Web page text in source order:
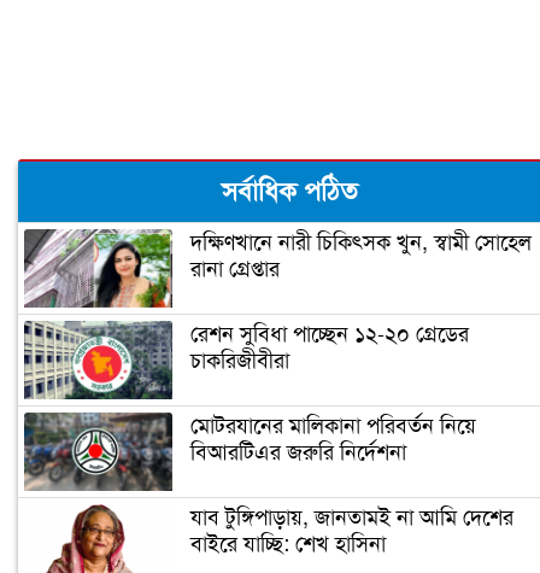
ঘর ভাঙতে বসেছে ট্রাম্পের!
জিতেই প্রথম যে কাজটি করলেন বাইডেন
‘গ্রেফতার হতে পারেন ডোনাল্ড ট্রাম্প’
ইলেকট্রনিক পদ্ধতি ব্যবহার করা হয়েছে’
সর্বাধিক পঠিত
দক্ষিণখানে নারী চিকিৎসক খুন, স্বামী সোহেল
রানা গ্রেপ্তার
রেশন সুবিধা পাচ্ছেন ১২-২০ গ্রেডের
চাকরিজীবীরা
মোটরযানের মালিকানা পরিবর্তন নিয়ে
বিআরটিএর জরুরি নির্দেশনা
যাব টুঙ্গিপাড়ায়, জানতামই না আমি দেশের
বাইরে যাচ্ছি: শেখ হাসিনা